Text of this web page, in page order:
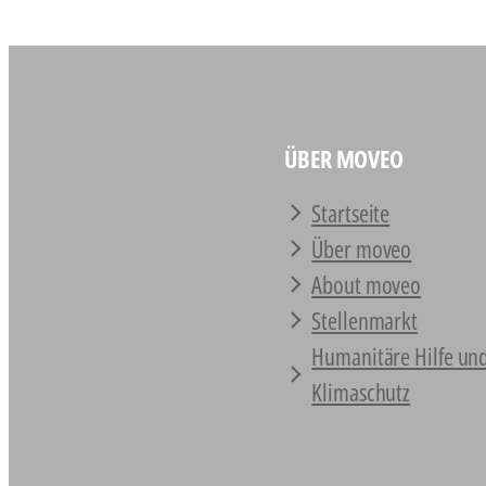
ÜBER MOVEO
Startseite
Über moveo
About moveo
Stellenmarkt
Humanitäre Hilfe
Klimaschutz